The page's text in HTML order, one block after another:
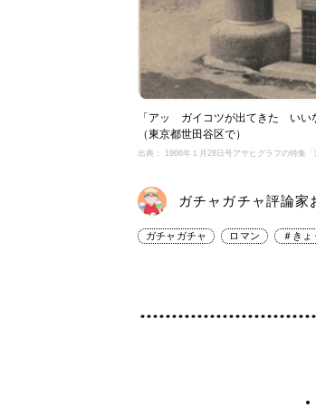
「アッ ガイコツが出てきた いい
（東京都世田谷区で）
出典： 1966年１月28日号アサヒグラフの特集「
ガチャガチャ評論家
ガチャガチャ ロマン ＃きょ